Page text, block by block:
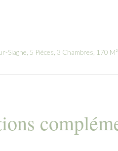
Siagne, 5 Pièces, 3 Chambres, 170